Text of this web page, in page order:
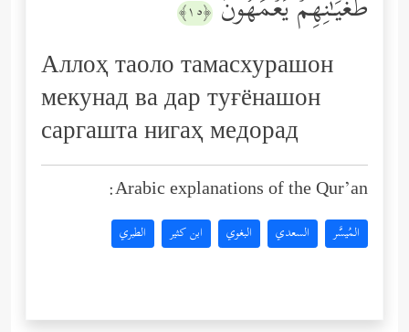
طُغۡیَـٰنِهِمۡ یَعۡمَهُونَ ﴿١٥﴾
Аллоҳ таоло тамасхурашон
мекунад ва дар туғёнашон
саргашта нигаҳ медорад
Arabic explanations of the Qur’an:
المُيسَّر السعدي البغوي ابن كثير الطبري